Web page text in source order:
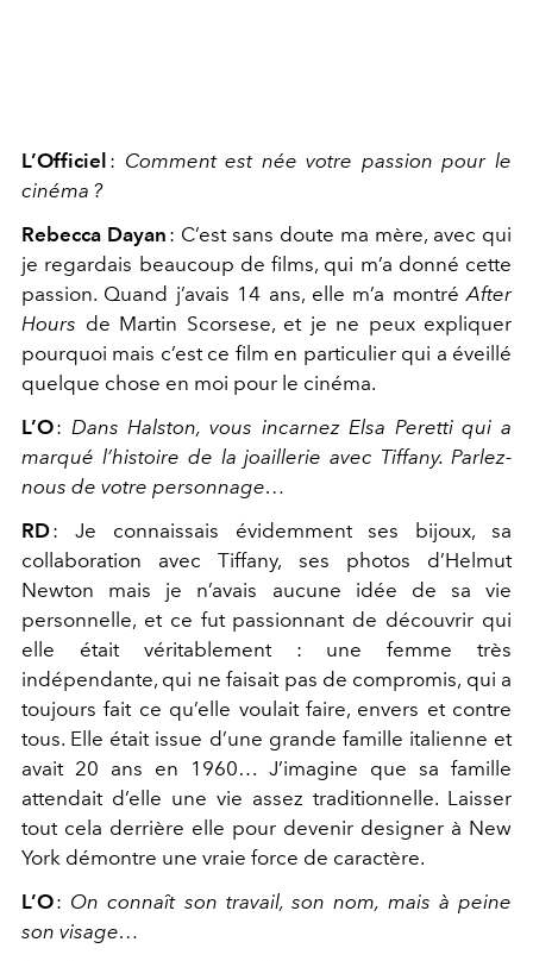
L’Officiel : Comment est née votre passion pour le
cinéma ?
Rebecca Dayan : C’est sans doute ma mère, avec qui
je regardais beaucoup de films, qui m’a donné cette
passion. Quand j’avais 14 ans, elle m’a montré After
Hours de Martin Scorsese, et je ne peux expliquer
pourquoi mais c’est ce film en particulier qui a éveillé
quelque chose en moi pour le cinéma.
L’O: Dans Halston, vous incarnez Elsa Peretti qui a
marqué l’histoire de la joaillerie avec Tiffany. Parlez-
nous de votre personnage…
RD: Je connaissais évidemment ses bijoux, sa
collaboration avec Tiffany, ses photos d’Helmut
Newton mais je n’avais aucune idée de sa vie
personnelle, et ce fut passionnant de découvrir qui
elle était véritablement : une femme très
indépendante, qui ne faisait pas de compromis, qui a
toujours fait ce qu’elle voulait faire, envers et contre
tous. Elle était issue d’une grande famille italienne et
avait 20 ans en 1960… J’imagine que sa famille
attendait d’elle une vie assez traditionnelle. Laisser
tout cela derrière elle pour devenir designer à New
York démontre une vraie force de caractère.
L’O: On connaît son travail, son nom, mais à peine
son visage…